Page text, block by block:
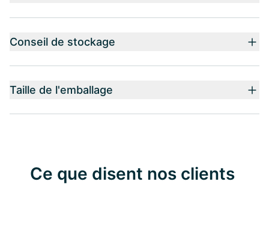
Conseil de stockage
Taille de l'emballage
Ce que disent nos clients